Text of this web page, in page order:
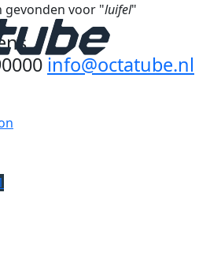
gevonden voor "luifel"
info@octatube.nl